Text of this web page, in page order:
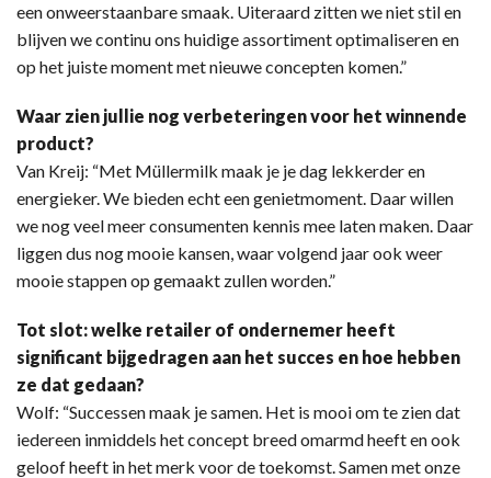
een onweerstaanbare smaak. Uiteraard zitten we niet stil en
blijven we continu ons huidige assortiment optimaliseren en
op het juiste moment met nieuwe concepten komen.”
Waar zien jullie nog verbeteringen voor het winnende
product?
Van Kreij: “Met Müllermilk maak je je dag lekkerder en
energieker. We bieden echt een genietmoment. Daar willen
we nog veel meer consumenten kennis mee laten maken. Daar
liggen dus nog mooie kansen, waar volgend jaar ook weer
mooie stappen op gemaakt zullen worden.”
Tot slot: welke retailer of ondernemer heeft
significant bijgedragen aan het succes en hoe hebben
ze dat gedaan?
Wolf: “Successen maak je samen. Het is mooi om te zien dat
iedereen inmiddels het concept breed omarmd heeft en ook
geloof heeft in het merk voor de toekomst. Samen met onze